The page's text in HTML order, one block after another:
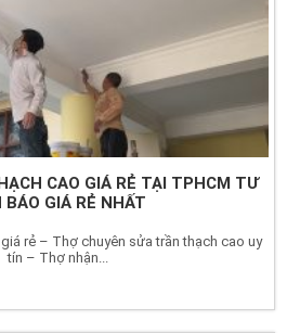
CAO GIÁ RẺ TẠI TPHCM TƯ
BÁO GIÁ RẺ NHẤT
rẻ – Thợ chuyên sửa trần thạch cao uy
tín – Thợ nhận...